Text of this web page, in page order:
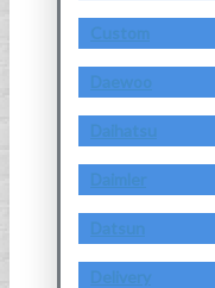
Custom
Daewoo
Daihatsu
Daimler
Datsun
Delivery